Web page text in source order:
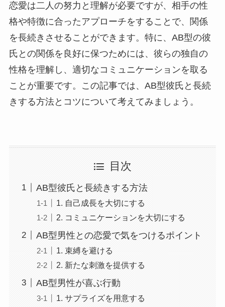
恋愛は二人の努力と理解が必要ですが、相手の性
格や特徴に合ったアプローチをすることで、関係
を長続きさせることができます。特に、AB型の彼
氏との関係を良好に保つためには、彼らの独自の
性格を理解し、適切なコミュニケーションを取る
ことが重要です。この記事では、AB型彼氏と長続
きする方法とコツについて考えてみましょう。
目次
AB型彼氏と長続きする方法
1. 自己成長を大切にする
2. コミュニケーションを大切にする
AB型男性との恋愛で気をつけるポイント
1. 束縛を避ける
2. 新たな刺激を提供する
AB型男性が喜ぶ行動
1. サプライズを用意する